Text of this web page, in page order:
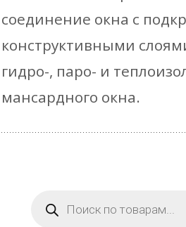
соединение окна с
конструктивными
гидро-, паро- и
мансардного окна.
товаров